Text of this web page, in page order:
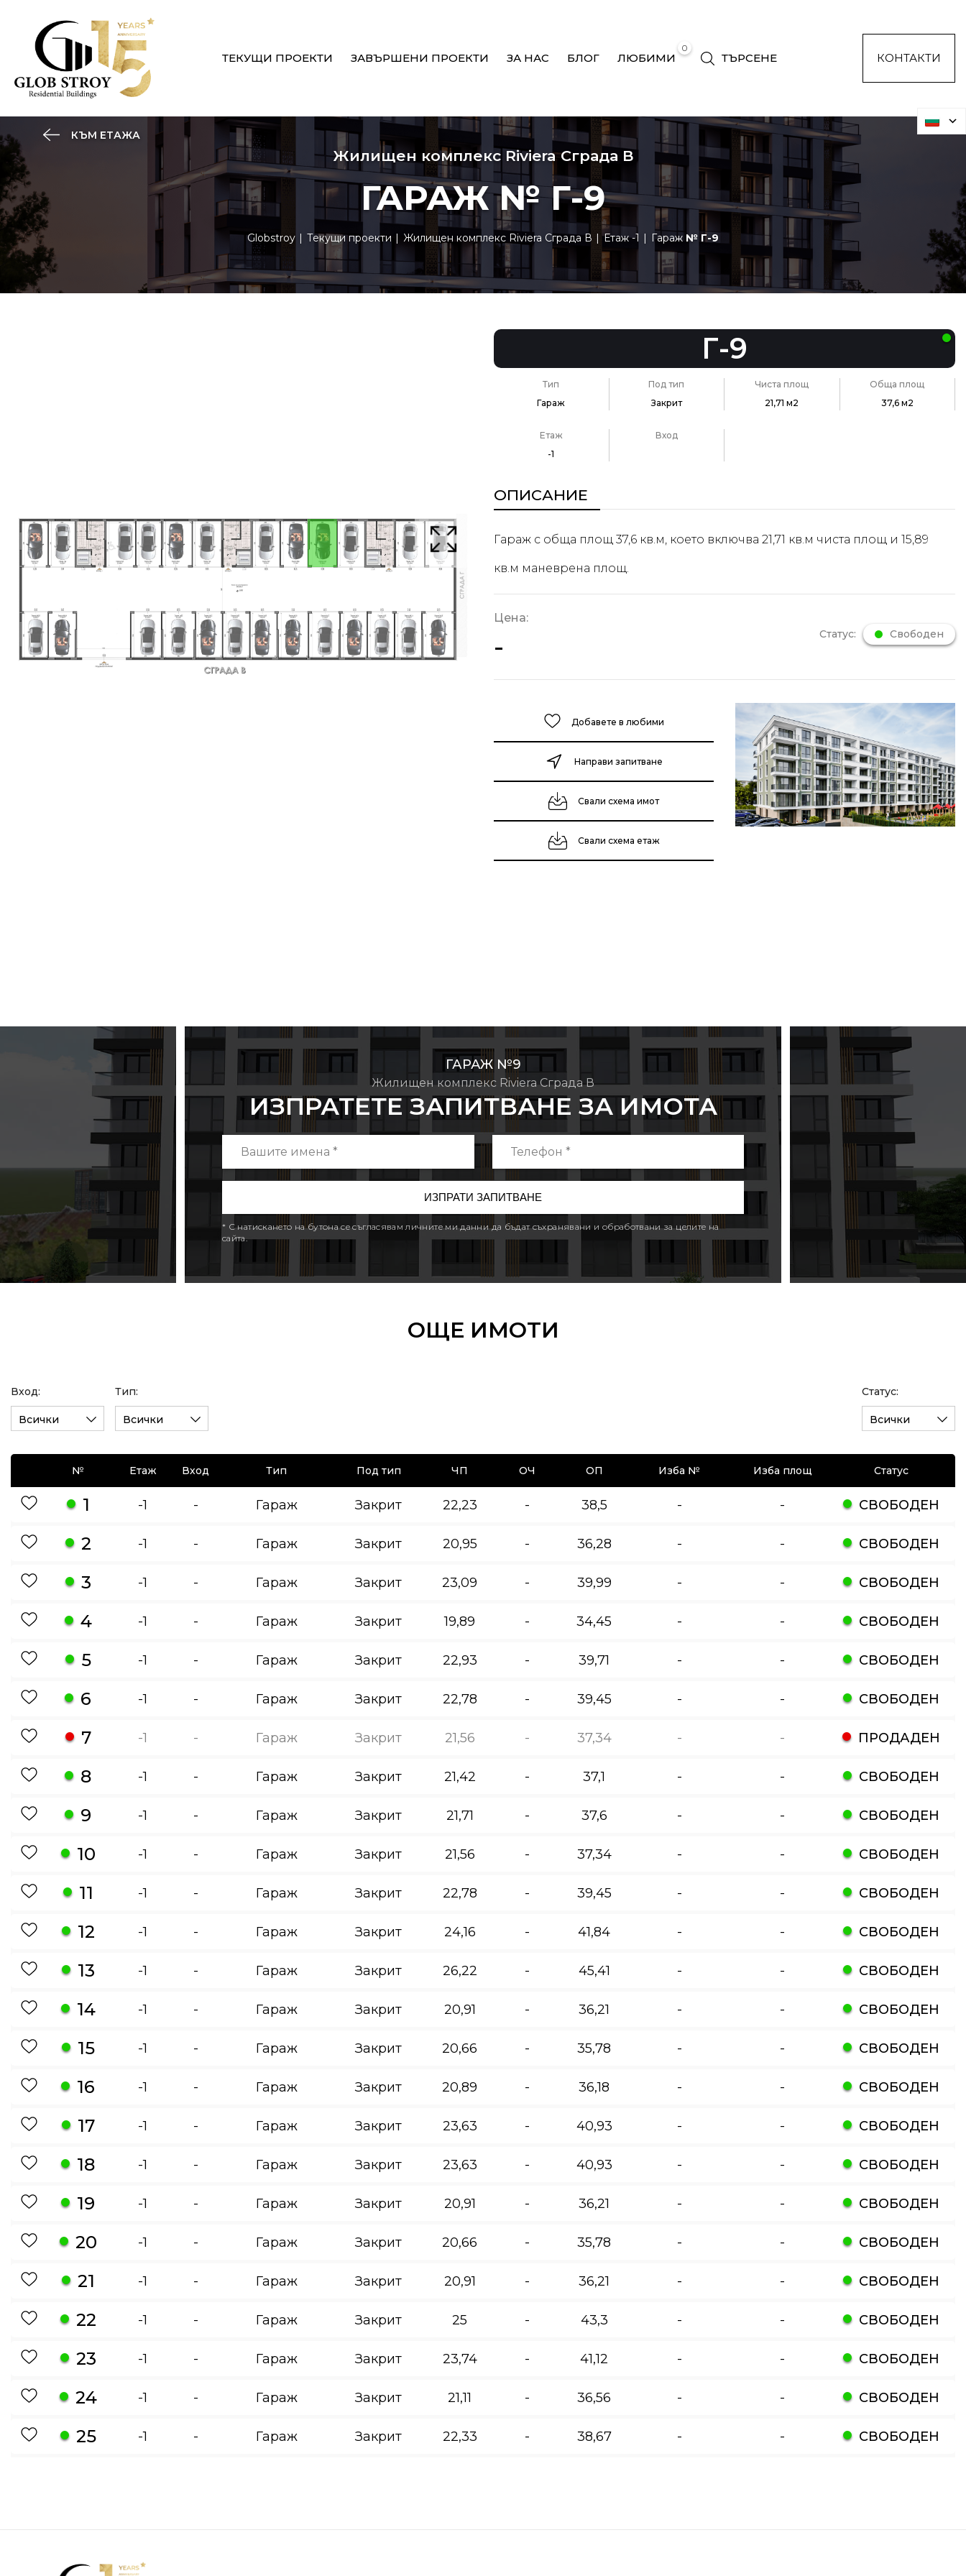
ТЕКУЩИ ПРОЕКТИ ЗАВЪРШЕНИ ПРОЕКТИ ЗА НАС БЛОГ
0
ЛЮБИМИ ТЪРСЕНЕ КОНТАКТИ
КЪМ ЕТАЖА
Жилищен комплекс Riviera Сграда В
ГАРАЖ № Г-9
Globstroy Текущи проекти Жилищен комплекс Riviera Сграда В Етаж -1 Гараж № Г-9
Г-9
Тип
Гараж
Под тип
Закрит
Чиста площ
21,71 м2
Обща площ
37,6 м2
Етаж
-1
Вход
ОПИСАНИЕ
Гараж с обща площ 37,6 кв.м, което включва 21,71 кв.м чиста площ и 15,89
кв.м маневрена площ.
Цена:
- Статус: Свободен
Добавете в любими
Направи запитване
Свали схема имот
Свали схема етаж
ГАРАЖ №9
Жилищен комплекс Riviera Сграда В
ИЗПРАТЕТЕ ЗАПИТВАНЕ ЗА ИМОТА
* С натискането на бутона се съгласявам личните ми данни да бъдат съхранявани и обработвани за целите на
сайта.
ОЩЕ ИМОТИ
Вход:
Всички
Тип:
Всички
Статус:
Всички
№ Етаж Вход Тип Под тип ЧП ОЧ ОП Изба № Изба площ Статус
1 -1 - Гараж Закрит 22,23 - 38,5 - - СВОБОДЕН
2 -1 - Гараж Закрит 20,95 - 36,28 - - СВОБОДЕН
3 -1 - Гараж Закрит 23,09 - 39,99 - - СВОБОДЕН
4 -1 - Гараж Закрит 19,89 - 34,45 - - СВОБОДЕН
5 -1 - Гараж Закрит 22,93 - 39,71 - - СВОБОДЕН
6 -1 - Гараж Закрит 22,78 - 39,45 - - СВОБОДЕН
7 -1 - Гараж Закрит 21,56 - 37,34 - - ПРОДАДЕН
8 -1 - Гараж Закрит 21,42 - 37,1 - - СВОБОДЕН
9 -1 - Гараж Закрит 21,71 - 37,6 - - СВОБОДЕН
10 -1 - Гараж Закрит 21,56 - 37,34 - - СВОБОДЕН
11 -1 - Гараж Закрит 22,78 - 39,45 - - СВОБОДЕН
12 -1 - Гараж Закрит 24,16 - 41,84 - - СВОБОДЕН
13 -1 - Гараж Закрит 26,22 - 45,41 - - СВОБОДЕН
14 -1 - Гараж Закрит 20,91 - 36,21 - - СВОБОДЕН
15 -1 - Гараж Закрит 20,66 - 35,78 - - СВОБОДЕН
16 -1 - Гараж Закрит 20,89 - 36,18 - - СВОБОДЕН
17 -1 - Гараж Закрит 23,63 - 40,93 - - СВОБОДЕН
18 -1 - Гараж Закрит 23,63 - 40,93 - - СВОБОДЕН
19 -1 - Гараж Закрит 20,91 - 36,21 - - СВОБОДЕН
20 -1 - Гараж Закрит 20,66 - 35,78 - - СВОБОДЕН
21 -1 - Гараж Закрит 20,91 - 36,21 - - СВОБОДЕН
22 -1 - Гараж Закрит 25 - 43,3 - - СВОБОДЕН
23 -1 - Гараж Закрит 23,74 - 41,12 - - СВОБОДЕН
24 -1 - Гараж Закрит 21,11 - 36,56 - - СВОБОДЕН
25 -1 - Гараж Закрит 22,33 - 38,67 - - СВОБОДЕН